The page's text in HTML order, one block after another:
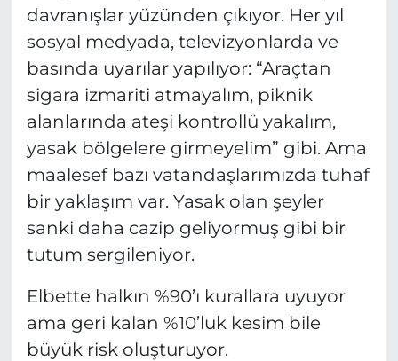
davranışlar yüzünden çıkıyor. Her yıl
sosyal medyada, televizyonlarda ve
basında uyarılar yapılıyor: “Araçtan
sigara izmariti atmayalım, piknik
alanlarında ateşi kontrollü yakalım,
yasak bölgelere girmeyelim” gibi. Ama
maalesef bazı vatandaşlarımızda tuhaf
bir yaklaşım var. Yasak olan şeyler
sanki daha cazip geliyormuş gibi bir
tutum sergileniyor.
Elbette halkın %90’ı kurallara uyuyor
ama geri kalan %10’luk kesim bile
büyük risk oluşturuyor.